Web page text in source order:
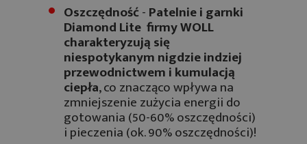
Oszczędność-Patelnie i garnki
Diamond Lite firmy WOLL
charakteryzują się
niespotykanym nigdzie indziej
przewodnictwem i kumulacją
ciepła, co znacząco wpływa na
zmniejszenie zużycia energii do
gotowania (50-60% oszczędności)
i pieczenia (ok. 90% oszczędności)!